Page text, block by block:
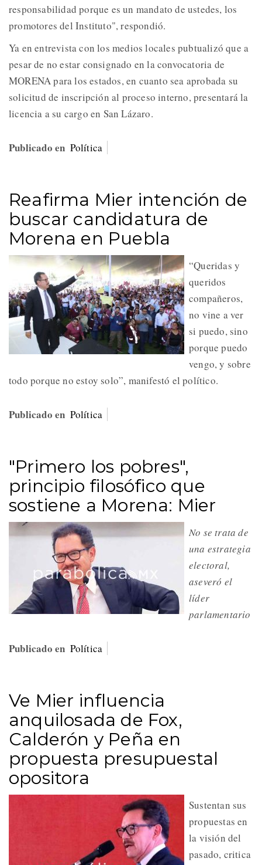
responsabilidad porque es un mandato de ustedes, los
promotores del Instituto", respondió.
Ya en entrevista con los medios locales pubtualizó que a
pesar de no estar consignado en la convocatoria de
MORENA para los estados, en cuanto sea aprobada su
solicitud de inscripción al proceso interno, presentará la
licencia a su cargo en San Lázaro.
Publicado en Política
Reafirma Mier intención de
buscar candidatura de
Morena en Puebla
“Queridas y
queridos
compañeros,
no vine a ver
si puedo, sino
porque puedo
vengo, y sobre
todo porque no estoy solo”, manifestó el político.
Publicado en Política
"Primero los pobres",
principio filosófico que
sostiene a Morena: Mier
No se trata de
una estrategia
electoral,
aseveró el
líder
parlamentario
Publicado en Política
Ve Mier influencia
anquilosada de Fox,
Calderón y Peña en
propuesta presupuestal
opositora
Sustentan sus
propuestas en
la visión del
pasado, critica